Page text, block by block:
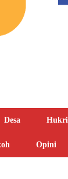
Desa
Opini